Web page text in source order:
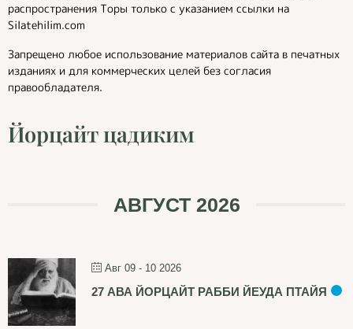
распространения Торы только с указанием ссылки на
Silatehilim.com
Запрещено любое использование материалов сайта в печатных
изданиях и для коммерческих целей без согласия
правообладателя.
Йорцайт цадиким
АВГУСТ 2026
Авг 09 - 10 2026
27 АВА ЙОРЦАЙТ РАББИ ЙЕУДА ПТАЙЯ